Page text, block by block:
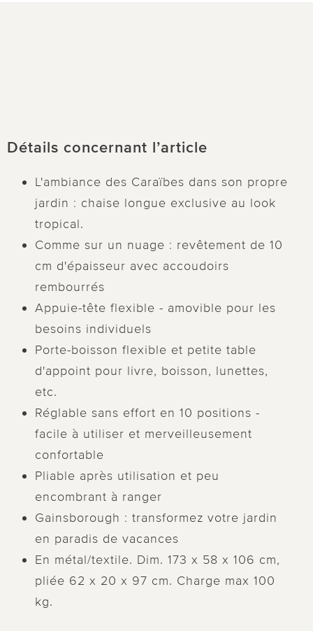
Détails concernant l’article
L'ambiance des Caraïbes dans son propre
jardin : chaise longue exclusive au look
tropical.
Comme sur un nuage : revêtement de 10
cm d'épaisseur avec accoudoirs
rembourrés
Appuie-tête flexible - amovible pour les
besoins individuels
Porte-boisson flexible et petite table
d'appoint pour livre, boisson, lunettes,
etc.
Réglable sans effort en 10 positions -
facile à utiliser et merveilleusement
confortable
Pliable après utilisation et peu
encombrant à ranger
Gainsborough : transformez votre jardin
en paradis de vacances
En métal/textile. Dim. 173 x 58 x 106 cm,
pliée 62 x 20 x 97 cm. Charge max 100
kg.